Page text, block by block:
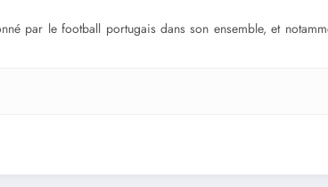
par le football portugais dans son ensemble, et